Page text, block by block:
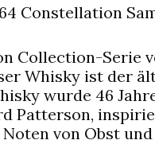
Constellation
Collection-Serie
Whisky ist der
wurde 46
Patterson,
von Obst